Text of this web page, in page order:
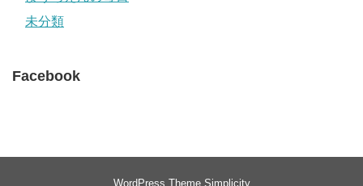
未分類
Facebook
WordPress Theme Simplicity